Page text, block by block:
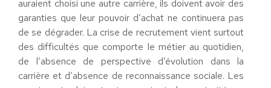
auraient choisi une autre carrière, ils doivent avoir des
garanties que leur pouvoir d’achat ne continuera pas
de se dégrader. La crise de recrutement vient surtout
des difficultés que comporte le métier au quotidien,
de l’absence de perspective d’évolution dans la
carrière et d’absence de reconnaissance sociale. Les